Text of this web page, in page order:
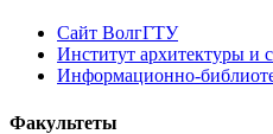
Сайт ВолгГТУ
Институт архитектуры и
Информационно-
Факультеты